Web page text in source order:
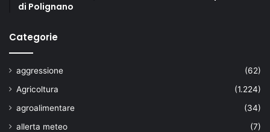
di Polignano
Categorie
aggressione
(62)
Agricoltura
(1.224)
agroalimentare
(34)
allerta meteo
(7)